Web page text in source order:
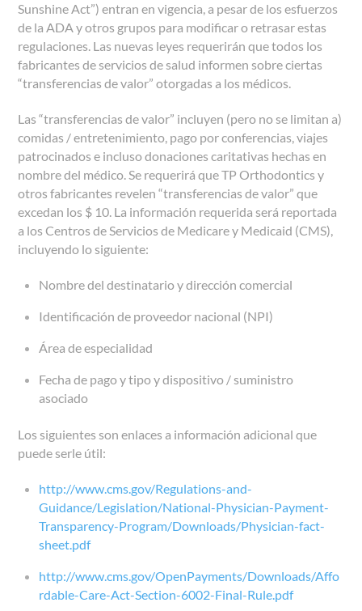
Sunshine Act”) entran en vigencia, a pesar de los esfuerzos
de la ADA y otros grupos para modificar o retrasar estas
regulaciones. Las nuevas leyes requerirán que todos los
fabricantes de servicios de salud informen sobre ciertas
“transferencias de valor” otorgadas a los médicos.
Las “transferencias de valor” incluyen (pero no se limitan a)
comidas / entretenimiento, pago por conferencias, viajes
patrocinados e incluso donaciones caritativas hechas en
nombre del médico. Se requerirá que TP Orthodontics y
otros fabricantes revelen “transferencias de valor” que
excedan los $ 10. La información requerida será reportada
a los Centros de Servicios de Medicare y Medicaid (CMS),
incluyendo lo siguiente:
Nombre del destinatario y dirección comercial
Identificación de proveedor nacional (NPI)
Área de especialidad
Fecha de pago y tipo y dispositivo / suministro
asociado
Los siguientes son enlaces a información adicional que
puede serle útil:
http://www.cms.gov/Regulations-and-
Guidance/Legislation/National-Physician-Payment-
Transparency-Program/Downloads/Physician-fact-
sheet.pdf
http://www.cms.gov/OpenPayments/Downloads/Affo
rdable-Care-Act-Section-6002-Final-Rule.pdf